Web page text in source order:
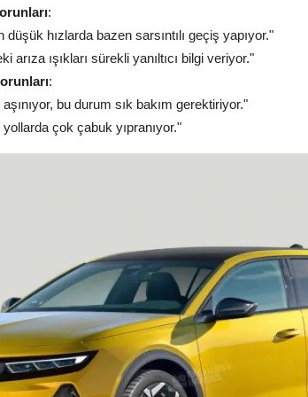
:
hızlarda bazen sarsıntılı geçiş yapıyor."
arıza ışıkları sürekli yanıltıcı bilgi veriyor."
:
bu durum sık bakım gerektiriyor."
çok çabuk yıpranıyor."